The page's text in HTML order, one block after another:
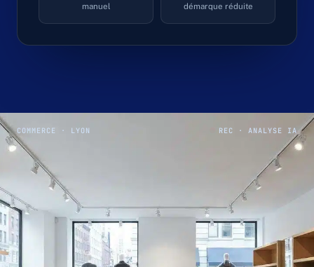
manuel
démarque réduite
COMMERCE · LYON REC · ANALYSE IA